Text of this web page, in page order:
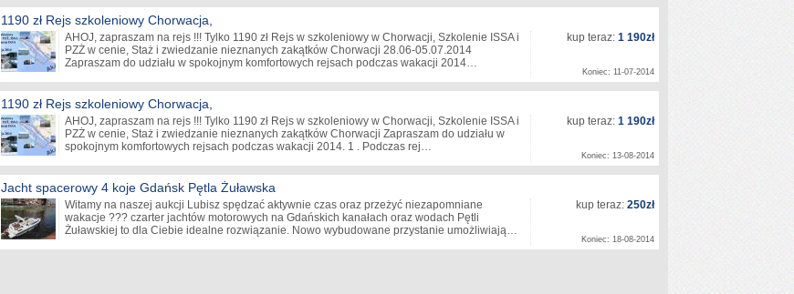
1190 zł Rejs szkoleniowy Chorwacja,
AHOJ, zapraszam na rejs !!! Tylko 1190 zł Rejs w szkoleniowy w Chorwacji, Szkolenie ISSA i
PZŻ w cenie, Staż i zwiedzanie nieznanych zakątków Chorwacji 28.06-05.07.2014
Zapraszam do udziału w spokojnym komfortowych rejsach podczas wakacji 2014…
kup teraz: 1 190zł
Koniec: 11-07-2014
1190 zł Rejs szkoleniowy Chorwacja,
AHOJ, zapraszam na rejs !!! Tylko 1190 zł Rejs w szkoleniowy w Chorwacji, Szkolenie ISSA i
PZŻ w cenie, Staż i zwiedzanie nieznanych zakątków Chorwacji Zapraszam do udziału w
spokojnym komfortowych rejsach podczas wakacji 2014. 1 . Podczas rej…
kup teraz: 1 190zł
Koniec: 13-08-2014
Jacht spacerowy 4 koje Gdańsk Pętla Żuławska
Witamy na naszej aukcji Lubisz spędzać aktywnie czas oraz przeżyć niezapomniane
wakacje ??? czarter jachtów motorowych na Gdańskich kanałach oraz wodach Pętli
Żuławskiej to dla Ciebie idealne rozwiązanie. Nowo wybudowane przystanie umożliwiają…
kup teraz: 250zł
Koniec: 18-08-2014